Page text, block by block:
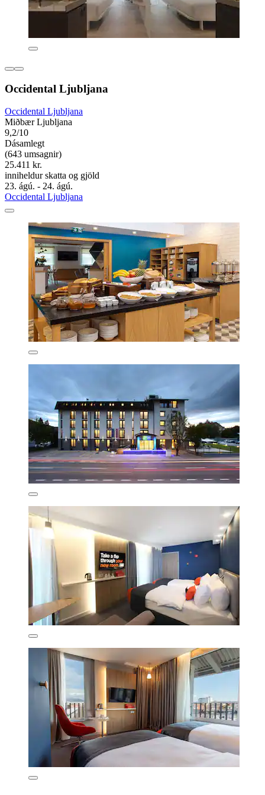
Occidental Ljubljana
Occidental Ljubljana
Miðbær Ljubljana
9,2/10
Dásamlegt
(643 umsagnir)
25.411 kr.
inniheldur skatta og gjöld
23. ágú. - 24. ágú.
Occidental Ljubljana